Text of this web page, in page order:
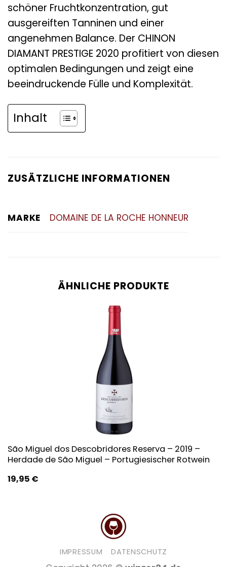
schöner Fruchtkonzentration, gut
ausgereiften Tanninen und einer
angenehmen Balance. Der CHINON
DIAMANT PRESTIGE 2020 profitiert von diesen
optimalen Bedingungen und zeigt eine
beeindruckende Fülle und Komplexität.
Inhalt
ZUSÄTZLICHE INFORMATIONEN
MARKE DOMAINE DE LA ROCHE HONNEUR
ÄHNLICHE PRODUKTE
São Miguel dos Descobridores Reserva – 2019 –
Herdade de São Miguel – Portugiesischer Rotwein
19,95 €
IMPRESSUM DATENSCHUTZ